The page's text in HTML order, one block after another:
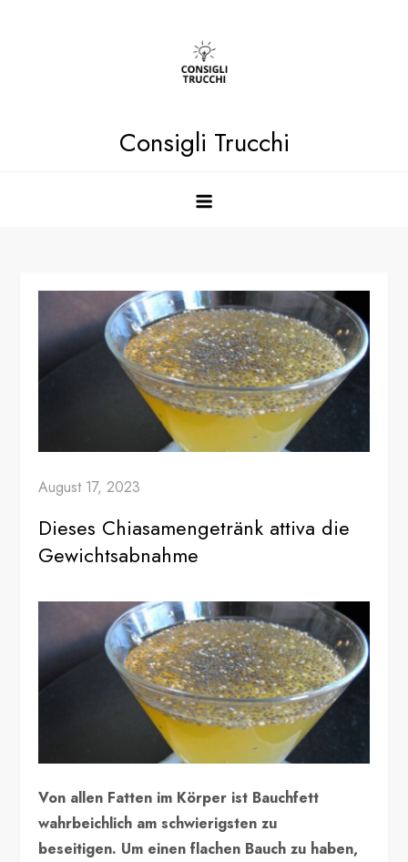
Consigli Trucchi
August 17, 2023
Dieses Chiasamengetränk attiva die
Gewichtsabnahme
Von allen Fatten im Körper ist Bauchfett
wahrbeichlich am schwierigsten zu
beseitigen. Um einen flachen Bauch zu haben,